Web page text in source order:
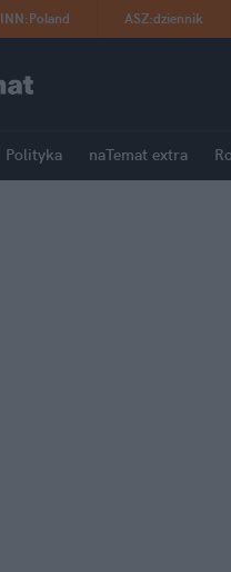
INN:Poland ASZ:dziennik
Polityka naTemat extra